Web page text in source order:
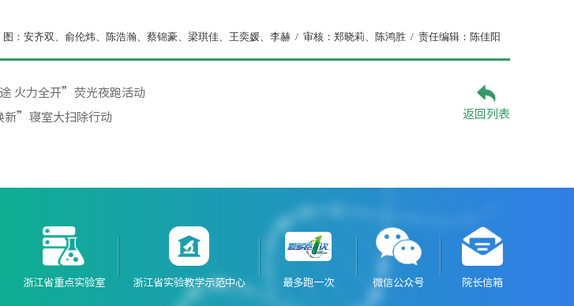
图：安齐双、俞伦炜、陈浩瀚、蔡锦豪、梁琪佳、王奕媛、李赫 / 审核：郑晓莉、陈鸿胜 / 责任编辑：陈佳阳
火力全开”荧光夜跑活动
新”寝室大扫除行动 返回列表
浙江省重点实验室 浙江省实验教学示范中心 最多跑一次 微信公众号 院长信箱